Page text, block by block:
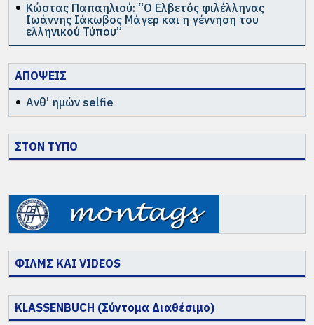
Κώστας Παπαηλιού: “Ο Ελβετός φιλέλληνας
Ιωάννης Ιάκωβος Μάγερ και η γέννηση του
ελληνικού Τύπου”
ΑΠΟΨΕΙΣ
Ανθ’ ημών selfie
ΣΤΟΝ ΤΥΠΟ
ΦΙΛΜΣ ΚΑΙ VIDEOS
KLASSENBUCH (Σύντομα Διαθέσιμο)